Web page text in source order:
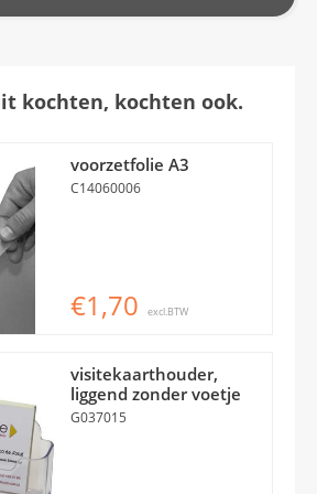
kochten, kochten ook.
voorzetfolie A3
C14060006
€1,70 excl.BTW
visitekaarthouder,
liggend zonder voetje
G037015